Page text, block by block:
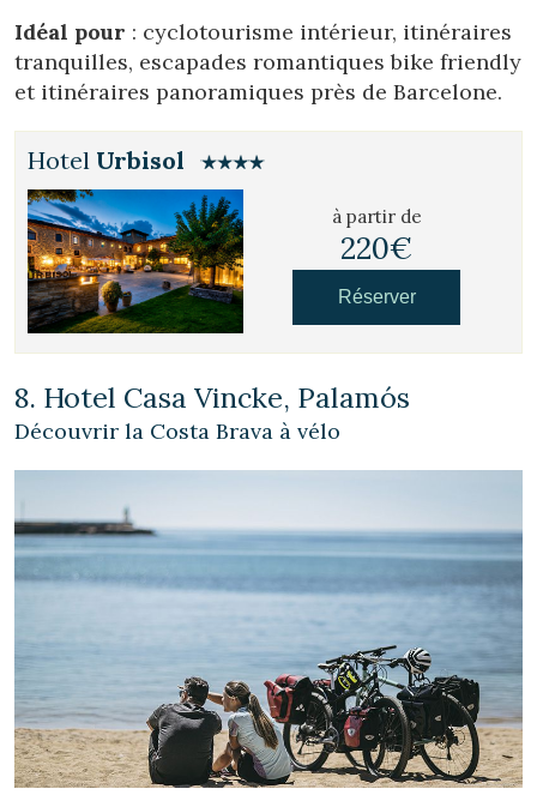
Idéal pour : cyclotourisme intérieur, itinéraires
tranquilles, escapades romantiques bike friendly
et itinéraires panoramiques près de Barcelone.
Hotel Urbisol
à partir de
220€
Réserver
8. Hotel Casa Vincke, Palamós
Découvrir la Costa Brava à vélo